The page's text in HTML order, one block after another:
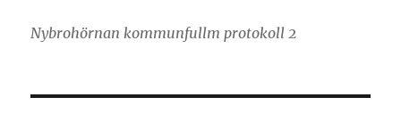
Nybrohörnan kommunfullm protokoll 2